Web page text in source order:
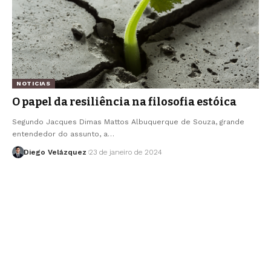
NOTICIAS
O papel da resiliência na filosofia estóica
Segundo Jacques Dimas Mattos Albuquerque de Souza, grande
entendedor do assunto, a…
Diego Velázquez 23 de janeiro de 2024